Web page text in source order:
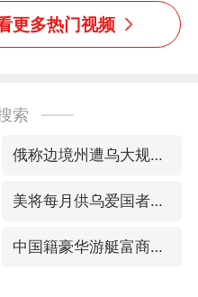
更多热门视频
索
俄称边境州遭乌大规模袭击已致13伤
美将每月供乌爱国者拦截导弹
中国籍豪华游艇富商之子在泰国被杀